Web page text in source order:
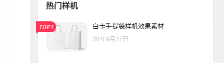
热门样机
TOP1 白卡手提袋样机效果素材
20年9月27日